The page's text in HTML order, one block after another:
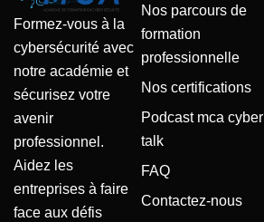
Formez-vous à la
cybersécurité avec
notre académie et
sécurisez votre
avenir
professionnel.
Aidez les
entreprises à faire
face aux défis
Nos parcours de
formation
professionnelle
Nos certifications
Podcast mca cyber
talk
FAQ
Contactez-nous